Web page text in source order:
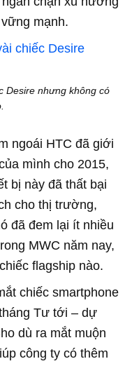
mạnh.
Desire nhưng không có
ngoái HTC đã giới
mình cho 2015,
bị này đã thất bại
cho thị trường,
đã đem lại ít nhiều
MWC năm nay,
flagship nào.
chiếc smartphone
Tư tới – dự
dù ra mắt muộn
công ty có thêm